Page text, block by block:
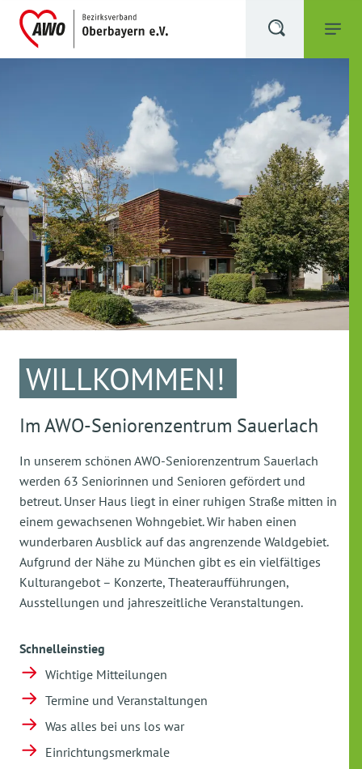
WILLKOMMEN!
Im AWO-Seniorenzentrum Sauerlach
In unserem schönen AWO-Seniorenzentrum Sauerlach
werden 63 Seniorinnen und Senioren gefördert und
betreut. Unser Haus liegt in einer ruhigen Straße mitten in
einem gewachsenen Wohngebiet. Wir haben einen
wunderbaren Ausblick auf das angrenzende Waldgebiet.
Aufgrund der Nähe zu München gibt es ein vielfältiges
Kulturangebot – Konzerte, Theateraufführungen,
Ausstellungen und jahreszeitliche Veranstaltungen.
Schnelleinstieg
Wichtige Mitteilungen
Termine und Veranstaltungen
Was alles bei uns los war
Einrichtungsmerkmale